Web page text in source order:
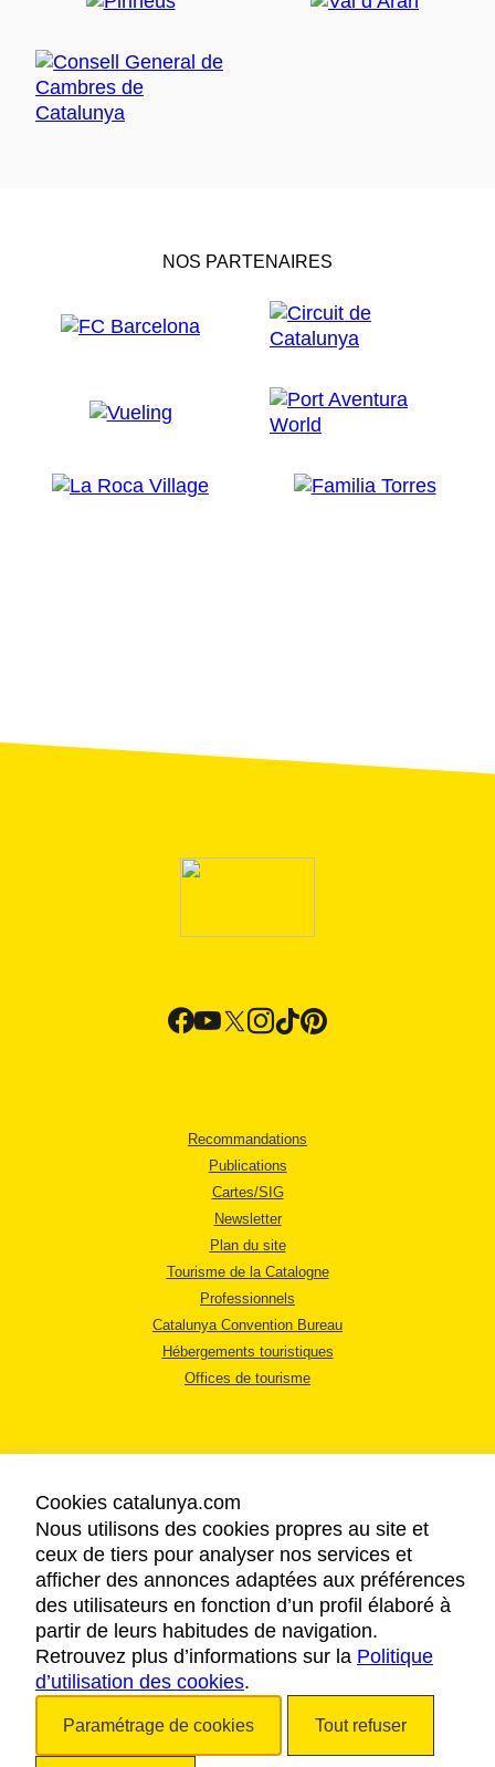
NOS PARTENAIRES
Recommandations
Publications
Cartes/SIG
Newsletter
Plan du site
Tourisme de la Catalogne
Professionnels
Catalunya Convention Bureau
Hébergements touristiques
Offices de tourisme
MENTIONS LÉGALES
RÈGLES DE CONFIDENTIALITÉ
COOKIES
ACCESSIBILITÉ
Copyright © 2026. Tourisme de la Catalogne. Tous droits réservés.
Cookies catalunya.com
Nous utilisons des cookies propres au site et
ceux de tiers pour analyser nos services et
afficher des annonces adaptées aux préférences
des utilisateurs en fonction d’un profil élaboré à
partir de leurs habitudes de navigation.
Retrouvez plus d’informations sur la Politique
d’utilisation des cookies.
Paramétrage de cookies Tout refuser